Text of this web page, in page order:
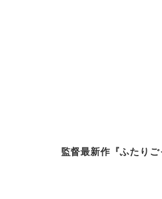
監督最新作『ふたり